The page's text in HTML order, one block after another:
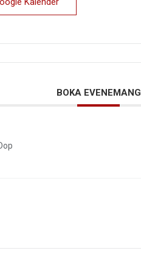
BOKA EVENEMANG